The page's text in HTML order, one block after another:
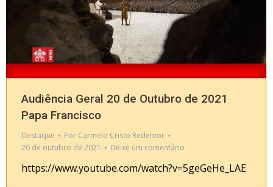
Audiência Geral 20 de Outubro de 2021
Papa Francisco
Destaque Por Carmelo Cristo Redentor
20 de outubro de 2021
Deixe um comentário
https://www.youtube.com/watch?v=5geGeHe_LAE